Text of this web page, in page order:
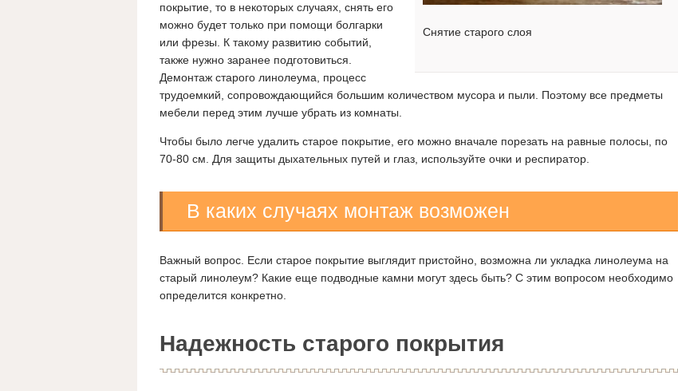
Снятие старого слоя
покрытие, то в некоторых случаях, снять его
можно будет только при помощи болгарки
или фрезы. К такому развитию событий,
также нужно заранее подготовиться.
Демонтаж старого линолеума, процесс
трудоемкий, сопровождающийся большим количеством мусора и пыли. Поэтому все предметы
мебели перед этим лучше убрать из комнаты.
Чтобы было легче удалить старое покрытие, его можно вначале порезать на равные полосы, по
70-80 см. Для защиты дыхательных путей и глаз, используйте очки и респиратор.
В каких случаях монтаж возможен
Важный вопрос. Если старое покрытие выглядит пристойно, возможна ли укладка линолеума на
старый линолеум? Какие еще подводные камни могут здесь быть? С этим вопросом необходимо
определится конкретно.
Надежность старого покрытия